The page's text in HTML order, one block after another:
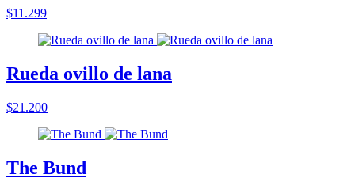
$11.299
Rueda ovillo de lana
$21.200
The Bund